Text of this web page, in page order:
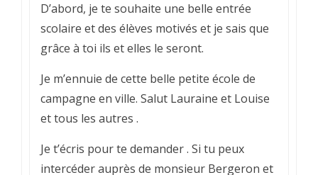
D’abord, je te souhaite une belle entrée
scolaire et des élèves motivés et je sais que
grâce à toi ils et elles le seront.
Je m’ennuie de cette belle petite école de
campagne en ville. Salut Lauraine et Louise
et tous les autres .
Je t’écris pour te demander . Si tu peux
intercéder auprès de monsieur Bergeron et